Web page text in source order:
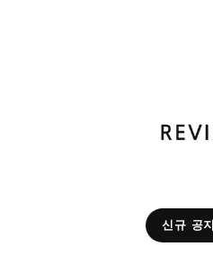
신규 공